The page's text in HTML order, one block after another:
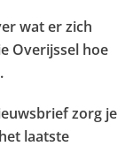
wat er zich
Overijssel hoe
zorg je
laatste